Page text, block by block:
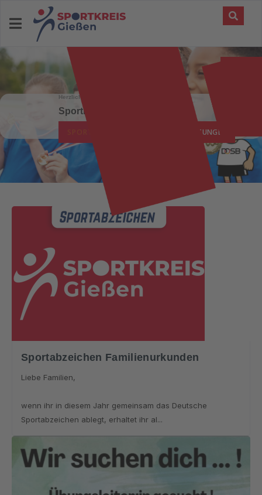
Herzlich Willkommen beim
Sportkreis Giessen
VERANSTALTUNGEN
Sportabzeichen Familienurkunden
Liebe Familien,
wenn ihr in diesem Jahr gemeinsam das Deutsche
Sportabzeichen ablegt, erhaltet ihr al...